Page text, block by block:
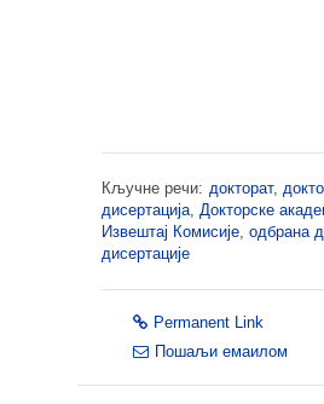
Кључне речи: докторат,
дисертација, Докторске
Извештај Комисије, одбрана
дисертације
Permanent Link
Пошаљи емаилом